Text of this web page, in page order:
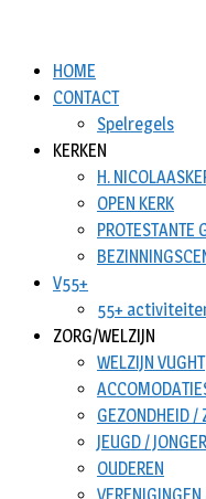
HOME
CONTACT
Spelregels
KERKEN
H.
OPEN KERK
PROTESTANTE
V55+
55+
ZORG/WELZIJN
WELZIJN VUGHT
GEZONDHEID /
JEUGD /
OUDEREN